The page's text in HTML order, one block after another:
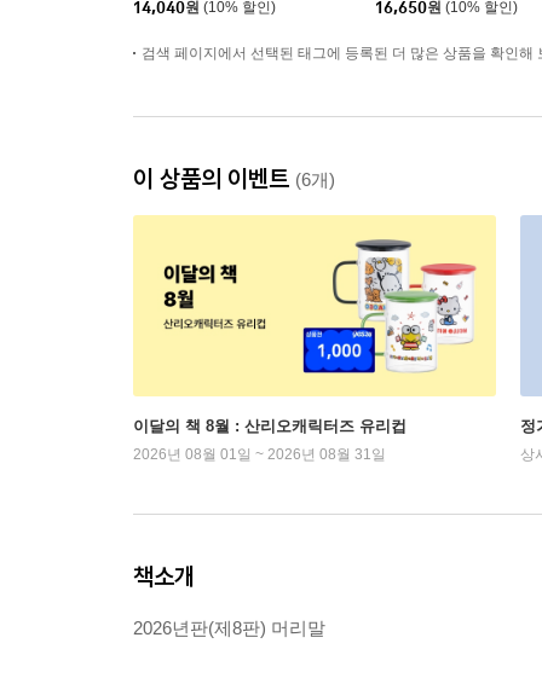
14,040원 (10% 할인)
16,650원 (10% 할인)
검색 페이지에서 선택된 태그에 등록된 더 많은 상품을 확인해
이 상품의 이벤트 (6개)
이달의 책 8월 : 산리오캐릭터즈 유리컵
2026년 08월 01일 ~ 2026년 08월 31일
정
상
책소개
2026년판(제8판) 머리말